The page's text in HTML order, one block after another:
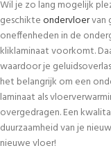
Wil je zo lang mogelijk
geschikteondervloervan
oneffenheden in de
kliklaminaat voorkomt.
waardoor je
het belangrijk om een
laminaat als
overgedragen. Een
duurzaamheid van je
nieuwe vloer!